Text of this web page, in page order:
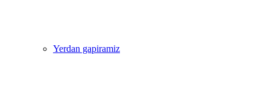
Yerdan gapiramiz